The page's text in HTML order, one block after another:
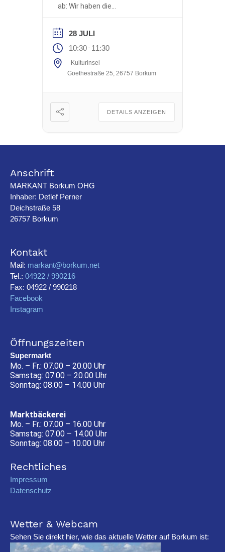
ab: Wir haben die
Göschl auch für Juli 2027 wieder
für eine musikalische Lesung
gebucht. Sie präsentiert ihre
sehr erfolgreiche Kinder- und
Hörbuchreihe „Die
Schiffsgeister“. Save the Date
👇🏻 📅 Mittwoch, 28. […]
28 JULI
10:30 - 11:30
Kulturinsel
Goethestraße 25, 26757 Borkum
DETAILS ANZEIGEN
Anschrift
MARKANT Borkum OHG
Inhaber: Detlef Perner
Deichstraße 58
26757 Borkum
Kontakt
Mail: markant@borkum.net
Tel.: 04922 / 990216
Fax: 04922 / 990218
Facebook
Instagram
Öffnungszeiten
Supermarkt
Mo. – Fr.: 07.00 – 20.00 Uhr
Samstag: 07.00 – 20.00 Uhr
Sonntag: 08.00 – 14.00 Uhr
Marktbäckerei
Mo. – Fr.: 07.00 – 16.00 Uhr
Samstag: 07.00 – 14.00 Uhr
Sonntag: 08.00 – 10.00 Uhr
Rechtliches
Impressum
Datenschutz
Wetter & Webcam
Sehen Sie direkt hier, wie das aktuelle Wetter auf Borkum ist: